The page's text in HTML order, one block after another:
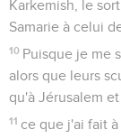
Karkemish, le
Samarie à celui
10 Puisque je me
alors que leurs
qu'à Jérusalem et
11 ce que j'ai fait